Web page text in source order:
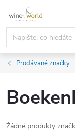
obsah
Prodávané značky
Žádné produkty